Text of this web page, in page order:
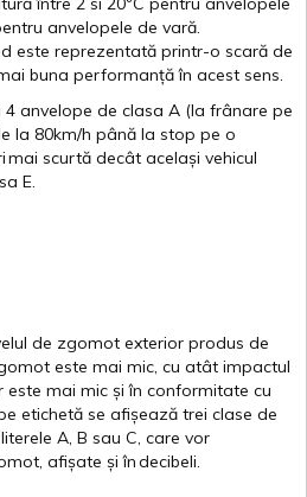
anvelopele de vară.
este reprezentată printr-o scară de
buna performanță în acest sens.
4 anvelope de clasa A (la frânare pe
la 80km/h până la stop pe o
mai scurtă decât același vehicul
E.
de zgomot exterior produs de
este mai mic, cu atât impactul
este mai mic și în conformitate cu
etichetă se afișează trei clase de
literele A, B sau C, care vor
, afișate și îndecibeli.